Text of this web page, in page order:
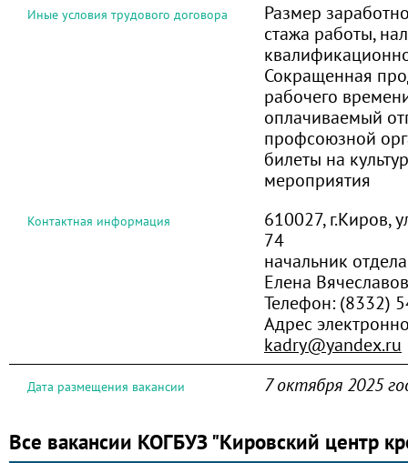
Иные условия трудового договора
Размер
стажа работы,
Сокращенная
рабочего
оплачиваемый
профсоюзной
билеты на
мероприятия
Контактная информация
610027, г.Киров,
74
начальник
Елена
Телефон: (8332)
Адрес
kadry@yandex.ru
Дата размещения вакансии 7 октября 2025
Все вакансии КОГБУЗ "Кировский центр